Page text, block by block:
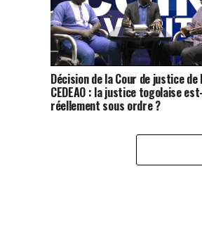
Décision de la Cour de justice de
CEDEAO : la justice togolaise
réellement sous ordre ?